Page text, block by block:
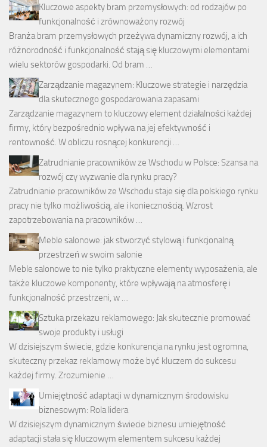
Kluczowe aspekty bram przemysłowych: od rodzajów po
funkcjonalność i zrównoważony rozwój
Branża bram przemysłowych przeżywa dynamiczny rozwój, a ich
różnorodność i funkcjonalność stają się kluczowymi elementami
wielu sektorów gospodarki. Od bram …
Zarządzanie magazynem: Kluczowe strategie i narzędzia
dla skutecznego gospodarowania zapasami
Zarządzanie magazynem to kluczowy element działalności każdej
firmy, który bezpośrednio wpływa na jej efektywność i
rentowność. W obliczu rosnącej konkurencji …
Zatrudnianie pracowników ze Wschodu w Polsce: Szansa na
rozwój czy wyzwanie dla rynku pracy?
Zatrudnianie pracowników ze Wschodu staje się dla polskiego rynku
pracy nie tylko możliwością, ale i koniecznością. Wzrost
zapotrzebowania na pracowników …
Meble salonowe: jak stworzyć stylową i funkcjonalną
przestrzeń w swoim salonie
Meble salonowe to nie tylko praktyczne elementy wyposażenia, ale
także kluczowe komponenty, które wpływają na atmosferę i
funkcjonalność przestrzeni, w …
Sztuka przekazu reklamowego: Jak skutecznie promować
swoje produkty i usługi
W dzisiejszym świecie, gdzie konkurencja na rynku jest ogromna,
skuteczny przekaz reklamowy może być kluczem do sukcesu
każdej firmy. Zrozumienie …
Umiejętność adaptacji w dynamicznym środowisku
biznesowym: Rola lidera
W dzisiejszym dynamicznym świecie biznesu umiejętność
adaptacji stała się kluczowym elementem sukcesu każdej